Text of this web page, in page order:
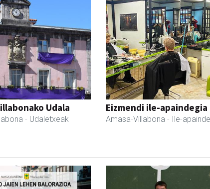
Udala
- Udaletxeak
Eizmendi ile-apaindegia
Amasa-Villabona - Ile-